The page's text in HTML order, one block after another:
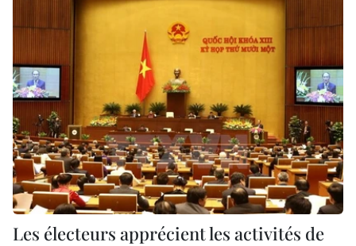
Les électeurs apprécient les activités de